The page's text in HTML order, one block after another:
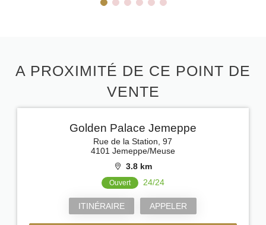
A PROXIMITÉ DE CE POINT DE
VENTE
Golden Palace Jemeppe
Rue de la Station, 97
4101 Jemeppe/Meuse
3.8 km
Ouvert 24/24
ITINÉRAIRE APPELER